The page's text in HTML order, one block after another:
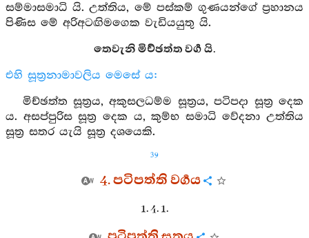
සම්මාසමාධි යි. උත්තිය, මේ පස්කම් ගුණයන්ගේ ප්‍රහානය
පිණිස මේ අරිඅටඟිමගෙක වැඩියයුතු යි.
තෙවැනි මිච්ඡත්ත වර්‍ග යි.
එහි සූත්‍රනාමාවලිය මෙසේ ය:
මිච්ඡත්ත සූත්‍රය, අකුසලධම්ම සූත්‍රය, පටිපදා සූත්‍ර දෙක
ය. අසප්පුරිස සූත්‍ර දෙක ය, කුම්භ සමාධි වේදනා උත්තිය
සූත්‍ර සතර යැයි සූත්‍ර දශයෙකි.
39
4. පටිපත්ති වර්‍ගය
1. 4. 1.